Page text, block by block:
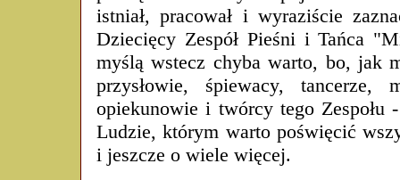
istniał, pracował i wyraziście
Dziecięcy Zespół Pieśni i Tańca
myślą wstecz chyba warto, bo, jak
przysłowie, śpiewacy, tancerze,
opiekunowie i twórcy tego
Ludzie, którym warto poświęcić
i jeszcze o wiele więcej.